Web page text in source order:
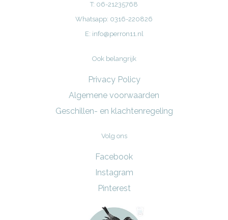
T: 06-21235768
Whatsapp: 0316-220826
E: info@perron11.nl
Ook belangrijk
Privacy Policy
Algemene voorwaarden
Geschillen- en klachtenregeling
Volg ons
Facebook
Instagram
Pinterest